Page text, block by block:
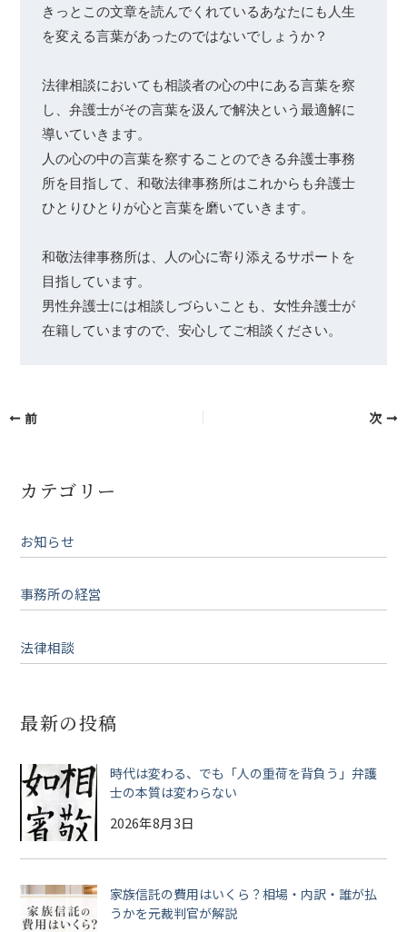
きっとこの文章を読んでくれているあなたにも人生
を変える言葉があったのではないでしょうか？
法律相談においても相談者の心の中にある言葉を察
し、弁護士がその言葉を汲んで解決という最適解に
導いていきます。
人の心の中の言葉を察することのできる弁護士事務
所を目指して、和敬法律事務所はこれからも弁護士
ひとりひとりが心と言葉を磨いていきます。
和敬法律事務所は、人の心に寄り添えるサポートを
目指しています。
男性弁護士には相談しづらいことも、女性弁護士が
在籍していますので、安心してご相談ください。
前 次
カテゴリー
お知らせ
事務所の経営
法律相談
最新の投稿
時代は変わる、でも「人の重荷を背負う」弁護
士の本質は変わらない
2026年8月3日
家族信託の費用はいくら？相場・内訳・誰が払
うかを元裁判官が解説